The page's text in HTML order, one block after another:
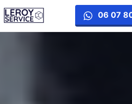
06 07
reparation-fuite